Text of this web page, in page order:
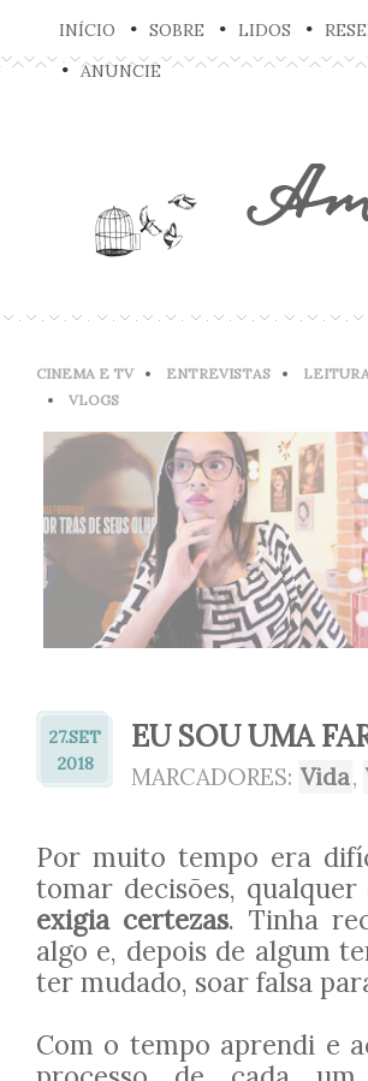
INÍCIO SOBRE LIDOS
ANUNCIE
CINEMA E TV ENTREVISTAS
VLOGS
27.SET
2018
EU SOU UMA
MARCADORES: Vida,
Por muito tempo era
tomar decisões,
exigia certezas. Tinha
algo e, depois de algum
ter mudado, soar falsa
Com o tempo aprendi e